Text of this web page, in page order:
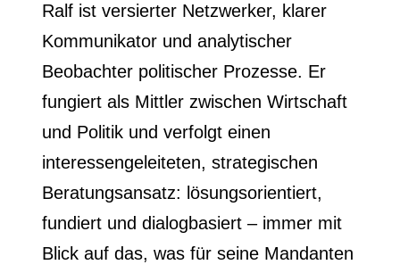
Ralf ist versierter Netzwerker, klarer
Kommunikator und analytischer
Beobachter politischer Prozesse. Er
fungiert als Mittler zwischen Wirtschaft
und Politik und verfolgt einen
interessengeleiteten, strategischen
Beratungsansatz: lösungsorientiert,
fundiert und dialogbasiert – immer mit
Blick auf das, was für seine Mandanten